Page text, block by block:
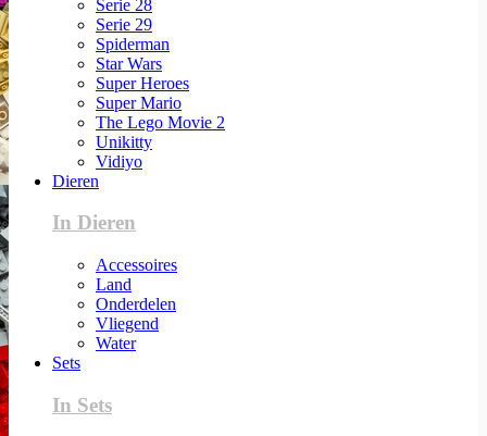
Serie 28
Serie 29
Spiderman
Star Wars
Super Heroes
Super Mario
The Lego Movie 2
Unikitty
Vidiyo
Dieren
In Dieren
Accessoires
Land
Onderdelen
Vliegend
Water
Sets
In Sets